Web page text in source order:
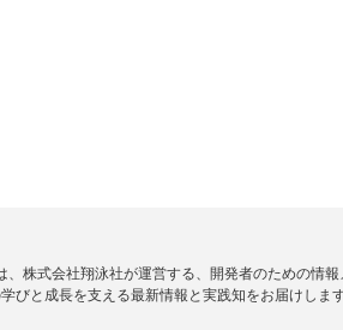
、株式会社翔泳社が運営する、開発者のための情
びと成長を支える最新情報と実践知をお届けします